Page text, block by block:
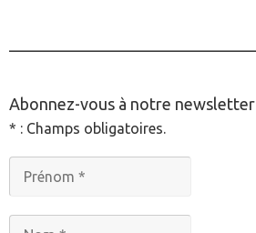
Abonnez-vous à notre newsletter
* : Champs obligatoires.